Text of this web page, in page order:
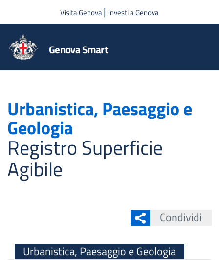
Salta al contenuto principale
Visita Genova| Investi a Genova
Genova Smart
Urbanistica, Paesaggio e
Geologia
Registro Superficie
Agibile
Condividi
Urbanistica, Paesaggio e Geologia